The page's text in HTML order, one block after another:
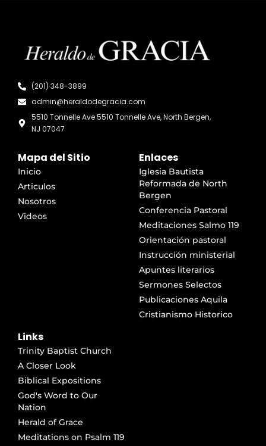
(201) 348-3899
admin@heraldodegracia.com
5510 Tonnelle Ave 5510 Tonnelle Ave, North Bergen,
NJ 07047
Mapa del Sitio
Inicio
Articulos
Nosotros
Videos
Enlaces
Iglesia Bautista
Reformada de North
Bergen
Conferencia Pastoral
Meditaciones Salmo 119
Orientación pastoral
Instrucción ministerial
Apuntes literarios
Sermones Selectos
Publicaciones Aquila
Cristianismo Historico
Links
Trinity Baptist Church
A Closer Look
Biblical Expositions
God's Word to Our
Nation
Herald of Grace
Meditations on Psalm 119